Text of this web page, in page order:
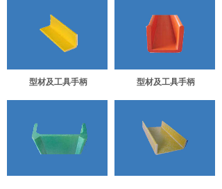
型材及工具手柄 型材及工具手柄